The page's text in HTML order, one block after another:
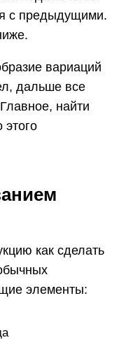
с предыдущими.
вариаций
дальше все
найти
как сделать
элементы: